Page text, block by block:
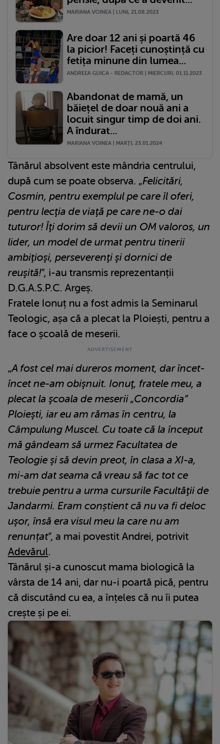
MARIANA VOINEA | LUNI, 21.08.2023
Are doar 12 ani și poartă 46
la picior! Faceți cunoștință cu
fetița minune din lumea...
ANDREEA GUICA - REDACTOR | MIERCURI, 01.11.2023
Abandonat de mamă, un
băiețel de doar nouă ani a
locuit singur timp de doi ani.
A îndurat...
MARIANA VOINEA | MARŢI, 23.01.2024
Tânărul absolvent este mândria centrului,
după cum se poate observa. „Felicitări,
Cosmin, pentru exemplul pe care îl oferi,
pentru lecţia de viaţă pe care ne-o dai
tuturor! Îţi dorim să devii un OM valoros, un
lider, un model de urmat pentru tinerii
ambiţioşi, perseverenţi şi dornici de
reuşită!”, i-au transmis reprezentanții
D.G.A.S.P.C. Argeș.
Fratele Ionuț nu a fost admis la Seminarul
Teologic, așa că a plecat la Ploiești, pentru a
face o școală de meserii.
„A fost cel mai dureros moment, dar încet-
încet ne-am obişnuit. Ionuţ, fratele meu, a
plecat la şcoala de meserii „Concordia”
Ploieşti, iar eu am rămas în centru, la
Câmpulung Muscel. Cu toate că la început
mă gândeam să urmez Facultatea de
Teologie şi să devin preot, în clasa a XI-a,
mi-am dat seama că vreau să fac tot ce
trebuie pentru a urma cursurile Facultăţii de
Jandarmi. Eram conștient că nu va fi deloc
uşor, însă era visul meu la care nu am
renunțat”, a mai povestit Andrei, potrivit
Adevărul.
Tânărul și-a cunoscut mama biologică la
vârsta de 14 ani, dar nu-i poartă pică, pentru
că discutând cu ea, a înțeles că nu îi putea
crește și pe ei.